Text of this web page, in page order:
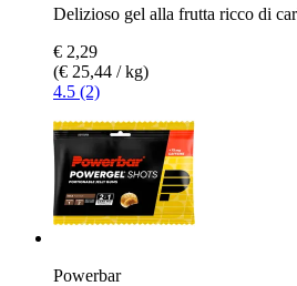
Delizioso gel alla frutta ricco di
€ 2,29
(€ 25,44 / kg)
4.5 (2)
Powerbar